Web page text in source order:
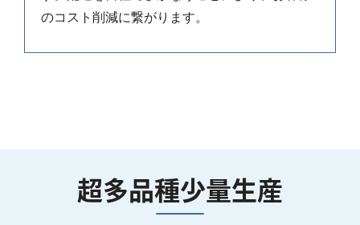
のコスト削減に繋がります。
超多品種少量生産